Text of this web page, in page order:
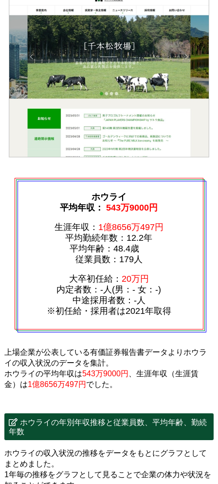
ホウライ
平均年収：543万9000円
生涯年収： 1億8656万497円
平均勤続年数：12.2年
平均年齢：48.4歳
従業員数：179人
大卒初任給： 20万円
内定者数：‐人(男：‐ 女：‐)
中途採用者数：‐人
※初任給・採用者は2021年取得
上場企業が公表している有価証券報告書データよりホウラ
イの収入状況のデータを集計。
ホウライの平均年収は543万9000円
、生涯年収（生涯賃
金）は1億8656万497円 でした。
ホウライの年別年収推移と従業員数、平均年齢、勤続
年数
ホウライの収入状況の推移をデータをもとにグラフとして
まとめました。
1年毎の推移をグラフとして見ることで企業の体力や状況を